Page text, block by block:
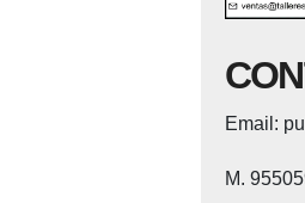
Email:
M.